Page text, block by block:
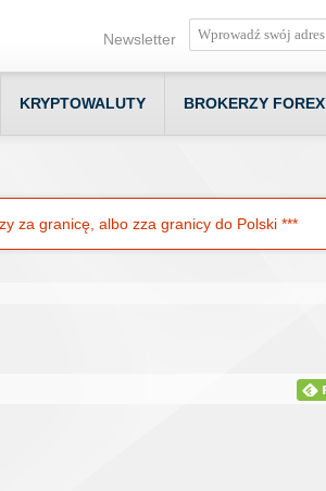
Newsletter
KRYPTOWALUTY BROKERZY FOREX
za granicę, albo zza granicy do Polski ***